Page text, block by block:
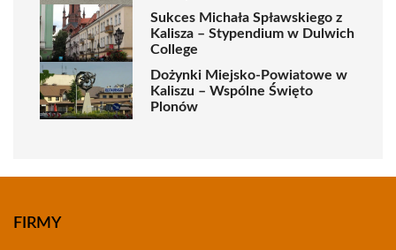
Sukces Michała Spławskiego z
Kalisza – Stypendium w Dulwich
College
Dożynki Miejsko-Powiatowe w
Kaliszu – Wspólne Święto
Plonów
FIRMY